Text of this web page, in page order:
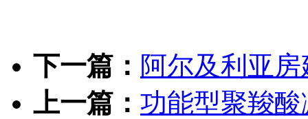
下一篇： 阿尔及利亚
上一篇： 功能型聚羧